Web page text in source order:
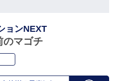
ョンNEXT
のマゴチ